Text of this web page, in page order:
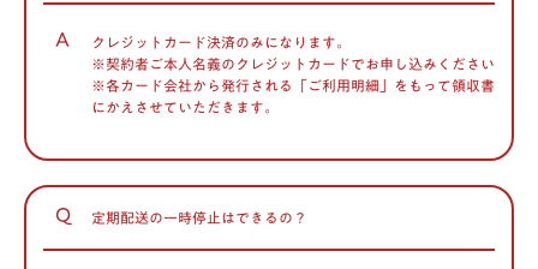
A
クレジットカード決済のみになります。
※契約者ご本人名義のクレジットカードでお申し込みください
※各カード会社から発行される「ご利用明細」をもって領収書
にかえさせていただきます。
Q 定期配送の一時停止はできるの？